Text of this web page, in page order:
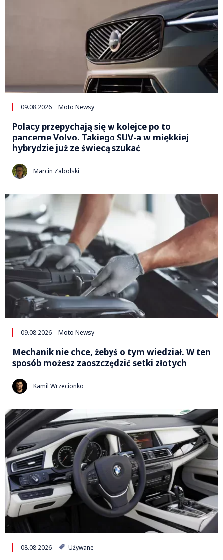
09.08.2026 Moto Newsy
Polacy przepychają się w kolejce po to
pancerne Volvo. Takiego SUV-a w miękkiej
hybrydzie już ze świecą szukać
Marcin Zabolski
09.08.2026 Moto Newsy
Mechanik nie chce, żebyś o tym wiedział. W ten
sposób możesz zaoszczędzić setki złotych
Kamil Wrzecionko
08.08.2026 Używane